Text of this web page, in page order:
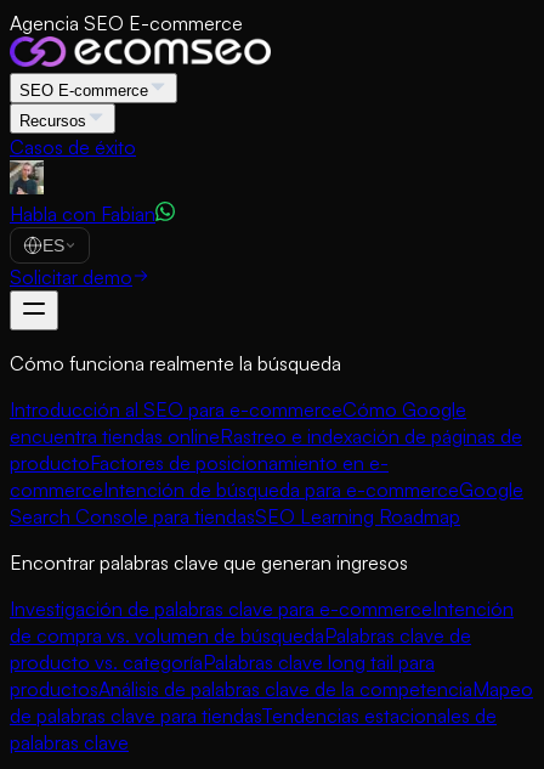
Agencia SEO E-commerce
SEO E-commerce
Recursos
Casos de éxito
Habla con Fabian
ES
Solicitar demo
Cómo funciona realmente la búsqueda
Introducción al SEO para e-commerceCómo Google
encuentra tiendas onlineRastreo e indexación de páginas de
productoFactores de posicionamiento en e-
commerceIntención de búsqueda para e-commerceGoogle
Search Console para tiendasSEO Learning Roadmap
Encontrar palabras clave que generan ingresos
Investigación de palabras clave para e-commerceIntención
de compra vs. volumen de búsquedaPalabras clave de
producto vs. categoríaPalabras clave long tail para
productosAnálisis de palabras clave de la competenciaMapeo
de palabras clave para tiendasTendencias estacionales de
palabras clave